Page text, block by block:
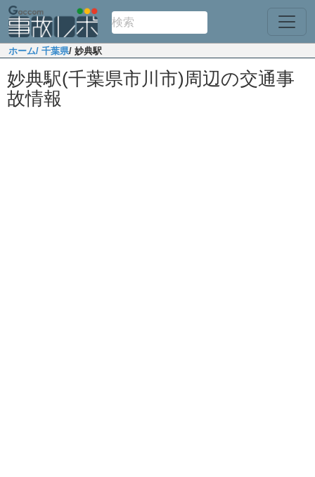
ホーム/ 千葉県/ 妙典駅
妙典駅(千葉県市川市)周辺の交通事
故情報